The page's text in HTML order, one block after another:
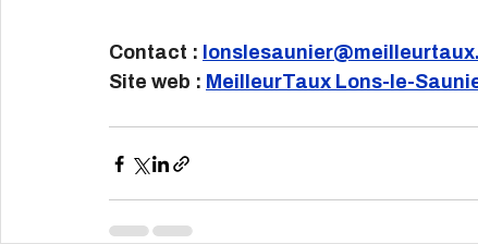
Contact :
Site web : MeilleurTaux Lons-le-